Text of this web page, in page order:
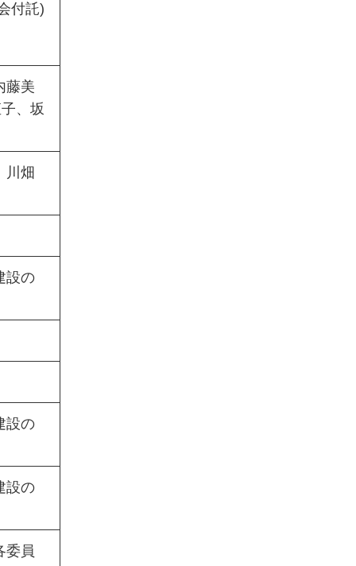
付託)
藤美
、坂
川畑
設の
設の
設の
委員